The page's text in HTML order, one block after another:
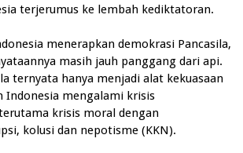
terjerumus ke lembah kediktatoran.
menerapkan demokrasi Pancasila,
masih jauh panggang dari api.
ternyata hanya menjadi alat kekuasaan
Indonesia mengalami krisis
krisis moral dengan
kolusi dan nepotisme (KKN).